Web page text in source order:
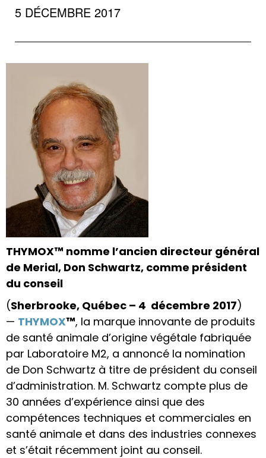
5 DÉCEMBRE 2017
THYMOX™ nomme l’ancien directeur général
de Merial, Don Schwartz, comme président
du conseil
(Sherbrooke, Québec – 4 décembre 2017)
— THYMOX™, la marque innovante de produits
de santé animale d’origine végétale fabriquée
par Laboratoire M2, a annoncé la nomination
de Don Schwartz à titre de président du conseil
d’administration. M. Schwartz compte plus de
30 années d’expérience ainsi que des
compétences techniques et commerciales en
santé animale et dans des industries connexes
et s’était récemment joint au conseil.